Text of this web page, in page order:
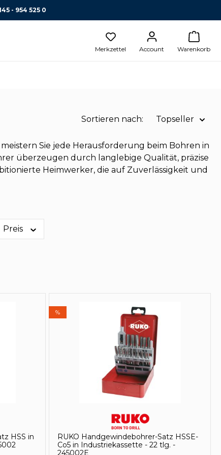
- 954 525 0
Merkzettel Account Warenkorb
Sortieren nach: Topseller
Name A-Z
Name Z-A
Sie jede Herausforderung beim Bohren in
überzeugen durch langlebige Qualität, präzise
Heimwerker, die auf Zuverlässigkeit und
Preis
HSS in
%
RUKO Handgewindebohrer-Satz HSSE-
Co5 in Industriekassette - 22 tlg. -
245002E